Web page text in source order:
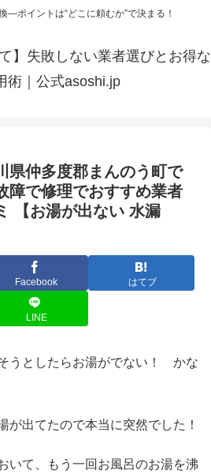
—ポイントは“どこに頼むか”で決まる！
】失敗しない業者選びとお得な
術｜公式asoshi.jp
仲多度郡まんのう町で
で修理でおすすめ業者
【お湯が出ない 水漏
Facebook はてブ
LINE
うとしたらお湯がでない！ かな
が出てたので本当に突然でした！
いて、もう一回お風呂のお湯を沸